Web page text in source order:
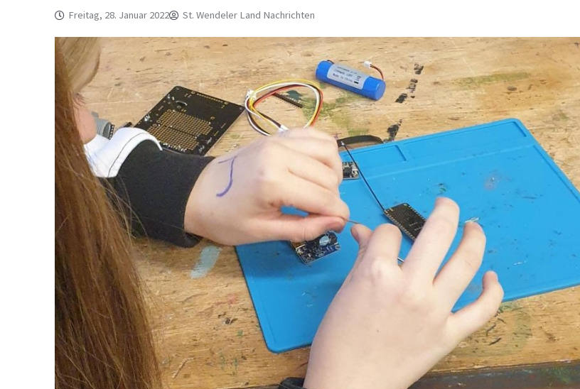
Freitag, 28. Januar 2022 St. Wendeler Land Nachrichten